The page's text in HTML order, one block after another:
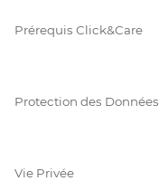
Prérequis Click&Care
Protection des Données
Vie Privée